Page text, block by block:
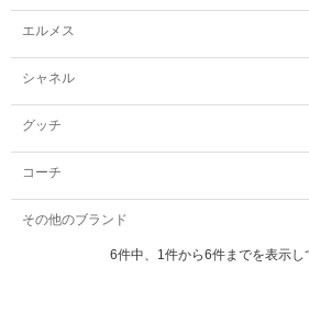
エルメス
シャネル
グッチ
コーチ
その他のブランド
6件中、1件から6件までを表示